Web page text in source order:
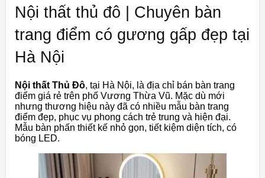
Nội thất thủ đô | Chuyên bàn
trang điểm có gương gấp đẹp tại
Hà Nội
Nội thất Thủ Đô, tại Hà Nội, là địa chỉ bán bàn trang
điểm giá rẻ trên phố Vương Thừa Vũ. Mặc dù mới
nhưng thương hiệu này đã có nhiều mẫu bàn trang
điểm đẹp, phục vụ phong cách trẻ trung và hiện đại.
Mẫu bàn phấn thiết kế nhỏ gọn, tiết kiệm diện tích, có
bóng LED.